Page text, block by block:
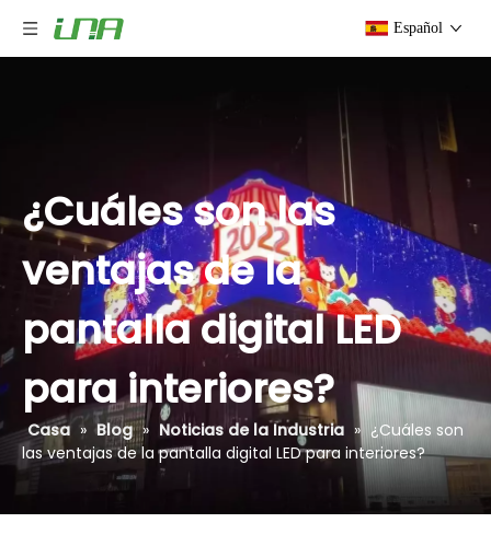
Español
¿Cuáles son las
ventajas de la
pantalla digital LED
para interiores?
Casa » Blog » Noticias de la Industria » ¿Cuáles son
las ventajas de la pantalla digital LED para interiores?